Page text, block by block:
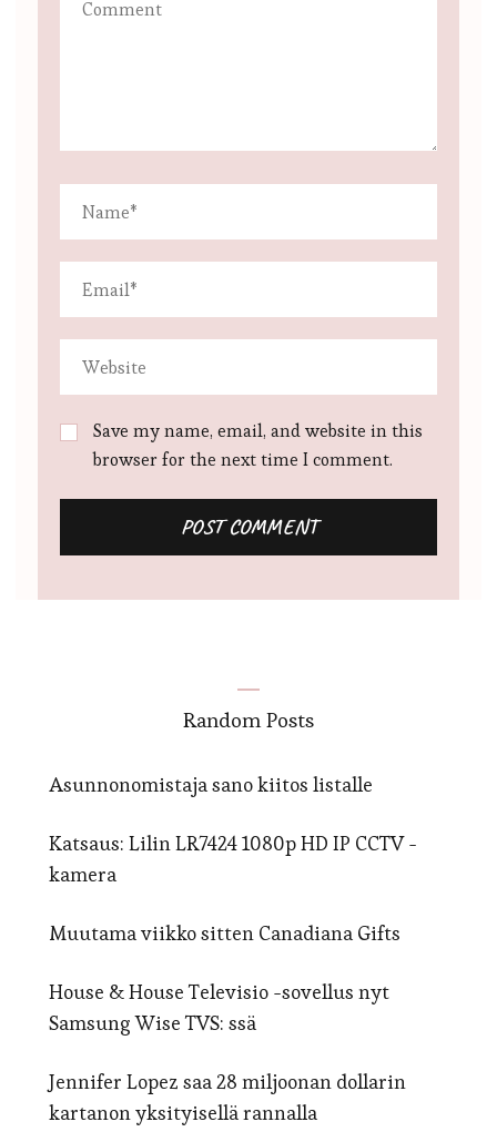
Save my name, email, and website in this
browser for the next time I comment.
Random Posts
Asunnonomistaja sano kiitos listalle
Katsaus: Lilin LR7424 1080p HD IP CCTV -
kamera
Muutama viikko sitten Canadiana Gifts
House & House Televisio -sovellus nyt
Samsung Wise TVS: ssä
Jennifer Lopez saa 28 miljoonan dollarin
kartanon yksityisellä rannalla